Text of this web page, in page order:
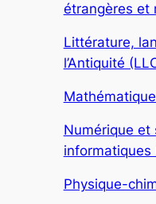
étrangères et
Littérature,
l’Antiquité
Numérique et
informatiques
Physique-